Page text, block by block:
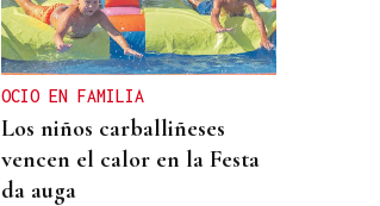
OCIO EN FAMILIA
Los niños carballiñeses
vencen el calor en la Festa
da auga